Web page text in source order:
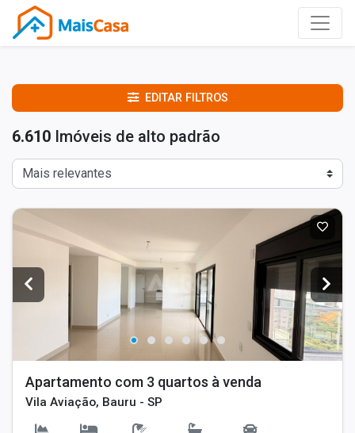
EDITAR FILTROS
6.610 Imóveis de alto padrão
Apartamento com 3 quartos à venda
Vila Aviação, Bauru - SP